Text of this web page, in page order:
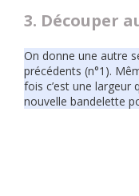
3. Découper
On donne une autre
précédents (n°1).
fois c’est une largeur
nouvelle bandelette